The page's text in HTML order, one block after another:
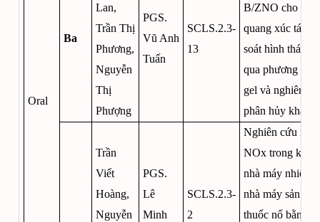
Oral
Ba
Lan,
Trần Thị
Phương,
Nguyễn
Thị
Phượng
PGS.
Vũ Anh
Tuấn
SCLS.2.3-
13
B/ZNO cho quá
quang xúc tác:
soát hình thái
qua phương
gel và nghiên
phân hủy kháng
Trần
Viết
Hoàng,
Nguyễn
PGS.
Lê
Minh
SCLS.2.3-
2
Nghiên cứu xử
NOx trong khí
nhà máy nhiệt
nhà máy sản
thuốc nổ bằng